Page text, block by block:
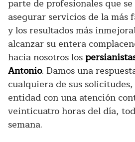
parte de profesionales que
asegurar servicios de la más
y los resultados más
alcanzar su entera
hacia nosotros los
Antonio. Damos una
cualquiera de sus
entidad con una atención
veinticuatro horas del día,
semana.